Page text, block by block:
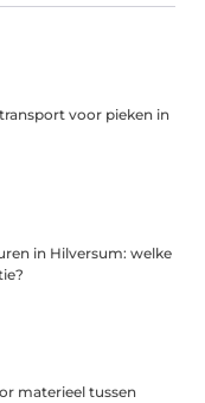
voor pieken in
in Hilversum: welke
materieel tussen